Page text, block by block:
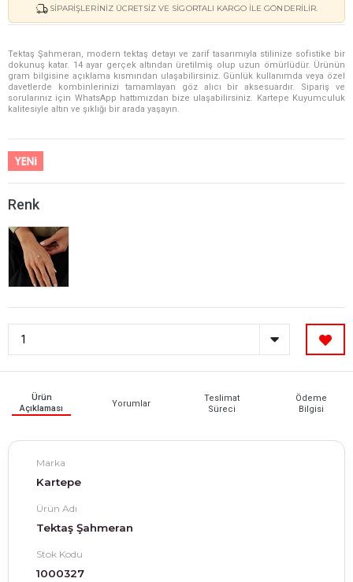
SIPARIŞLERINIZ ÜCRETSIZ VE SIGORTALI KARGO ILE GÖNDERILIR.
Tektaş Şahmeran, modern tektaş detayı ve zarif tasarımıyla stilinize sofistike bir
dokunuş katar. 14 ayar gerçek altından üretilmiş olup uzun ömürlüdür. Ürünün
gram bilgisine açıklama kısmından ulaşabilirsiniz. Günlük kullanımda veya özel
davetlerde kombinlerinizi tamamlayan göz alıcı bir aksesuardır. Sipariş ve
sorularınız için WhatsApp hattımızdan bize ulaşabilirsiniz. Kartepe Kuyumculuk
kalitesiyle altın ve şıklığı bir arada yaşayın.
Renk
Ürün
Açıklaması
Yorumlar
Teslimat
Süreci
Ödeme
Bilgisi
Marka
Kartepe
Ürün Adı
Tektaş Şahmeran
Stok Kodu
1000327